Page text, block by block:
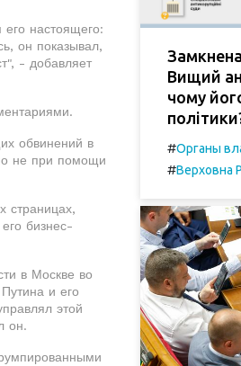
настоящего:
он показывал,
- добавляет
обвинений в
не при помощи
страницах,
бизнес-
в Москве во
и его
этой
он.
Вищий
чому
#Органы
#Верховна